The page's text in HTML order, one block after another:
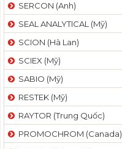
SERCON (Anh)
SEAL ANALYTICAL (Mỹ)
SCION (Hà Lan)
SCIEX (Mỹ)
SABIO (Mỹ)
RESTEK (Mỹ)
RAYTOR (Trung Quốc)
PROMOCHROM (Canada)